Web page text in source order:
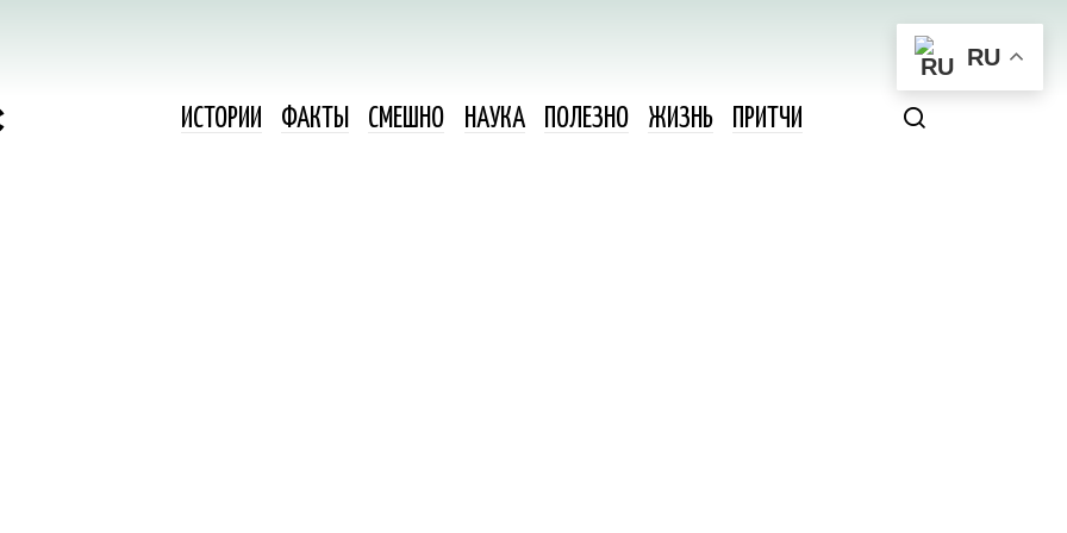
ИСТОРИИ ФАКТЫ СМЕШНО НАУКА ПОЛЕЗНО ЖИЗНЬ ПРИТЧИ
RU